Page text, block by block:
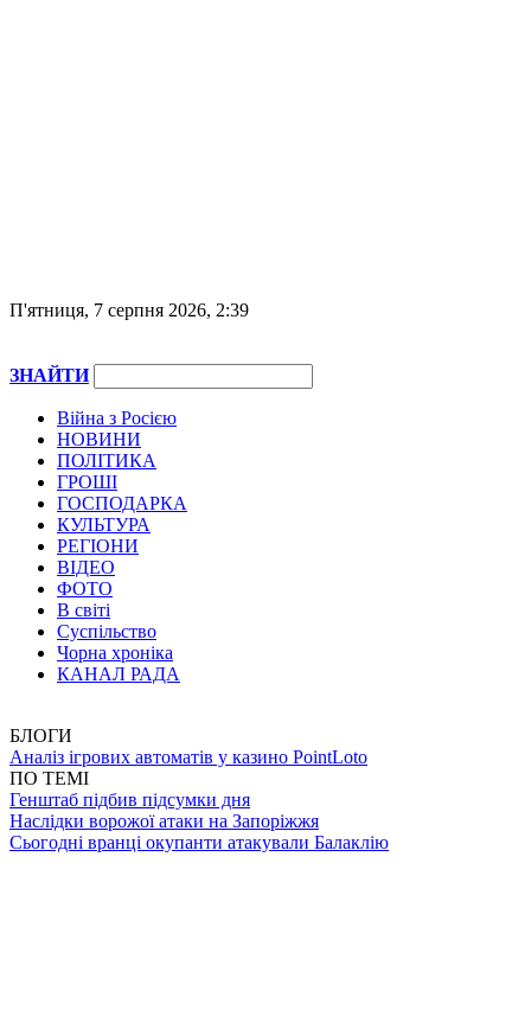
П'ятниця, 7 серпня 2026, 2:39
ЗНАЙТИ
Війна з Росією
НОВИНИ
ПОЛІТИКА
ГРОШІ
ГОСПОДАРКА
КУЛЬТУРА
РЕГІОНИ
ВІДЕО
ФОТО
В світі
Суспільство
Чорна хроніка
КАНАЛ РАДА
БЛОГИ
Аналіз ігрових автоматів у казино PointLoto
ПО ТЕМІ
Генштаб підбив підсумки дня
Наслідки ворожої атаки на Запоріжжя
Сьогодні вранці окупанти атакували Балаклію